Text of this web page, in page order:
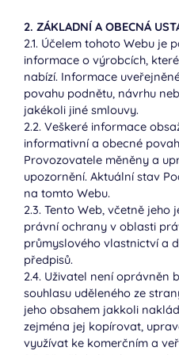
2. ZÁKLADNÍ A OBECNÁ
2.1. Účelem tohoto Webu je
informace o výrobcích,
nabízí. Informace
povahu podnětu, návrhu
jakékoli jiné smlouvy.
2.2. Veškeré informace
informativní a obecné
Provozovatele měněny a
upozornění. Aktuální stav
na tomto Webu.
2.3. Tento Web, včetně
právní ochrany v oblasti
průmyslového vlastnictví a
předpisů.
2.4. Uživatel není oprávněn
souhlasu uděleného ze
jeho obsahem jakkoli
zejména jej kopírovat,
využívat ke komerčním a